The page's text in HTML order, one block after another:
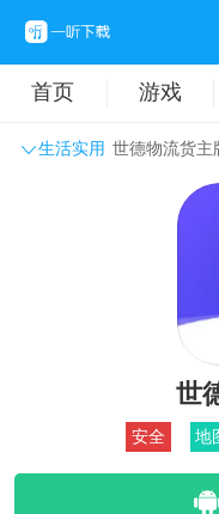
首页 游戏
生活实用 世德物流货主
主题
世
安全 地